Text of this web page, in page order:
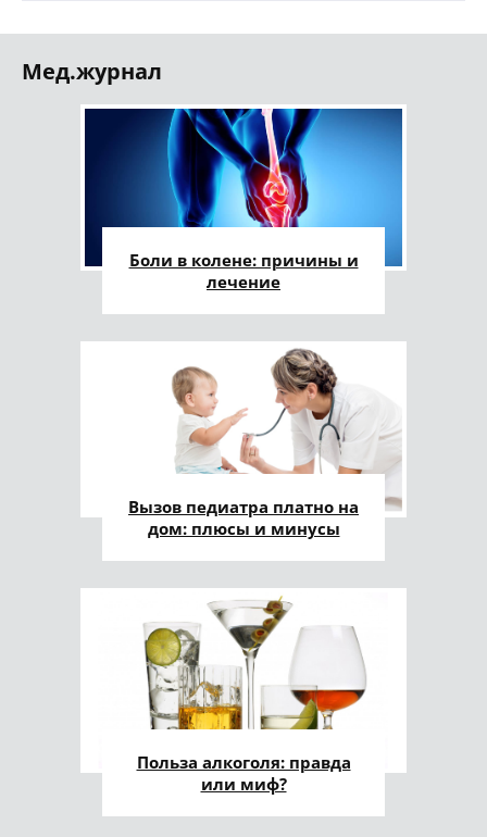
Мед.журнал
Боли в колене: причины и
лечение
Вызов педиатра платно на
дом: плюсы и минусы
Польза алкоголя: правда
или миф?